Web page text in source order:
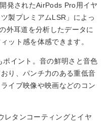
発されたAirPods Pro用イヤ
製プレミアムLSR」によっ
外耳道を分析したデータに
ット感を体感できます。
イント。音の鮮明さと音色
り、パンチ力のある重低音
イブ映像や映画などのコン
レタンコーティングとイヤ